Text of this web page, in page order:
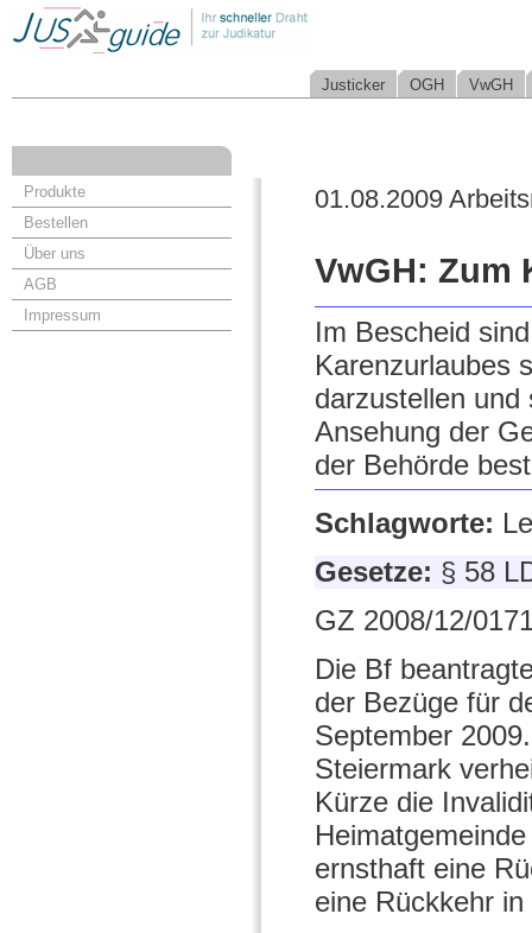
Justicker OGH VwGH
Produkte
Bestellen
Über uns
AGB
Impressum
01.08.2009
VwGH: Zum
Im Bescheid
Karenzurlaubes
darzustellen und
Ansehung der
der Behörde
Schlagworte:
Gesetze: § 58
GZ 2008/12/
Die Bf
der Bezüge für
September
Steiermark
Kürze die
ernsthaft eine
eine Rückkehr